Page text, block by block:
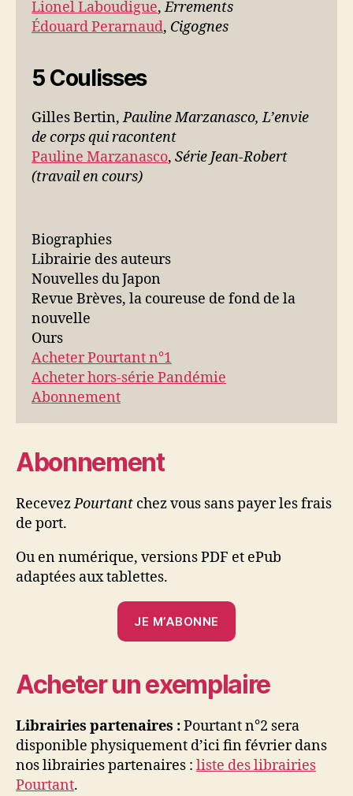
Lionel Laboudigue,Errements
Édouard Perarnaud, Cigognes
5 Coulisses
Gilles Bertin,Pauline Marzanasco, L’envie
de corps qui racontent
Pauline Marzanasco, Série Jean-Robert
(travail en cours)
Biographies
Librairie des auteurs
Nouvelles du Japon
Revue Brèves, la coureuse de fond de la
nouvelle
Ours
Acheter Pourtant n°1
Acheter hors-série Pandémie
Abonnement
Abonnement
RecevezPourtant chez vous sans payer les frais
de port.
Ou en numérique, versions PDF et ePub
adaptées aux tablettes.
JE M’ABONNE
Acheter un exemplaire
Librairies partenaires :Pourtant n°2 sera
disponible physiquement d’ici fin février dans
nos librairies partenaires : liste des librairies
Pourtant.